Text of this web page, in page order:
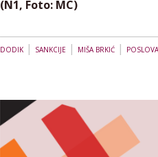
(N1, Foto: MC)
DODIK | SANKCIJE | MIŠA BRKIĆ |